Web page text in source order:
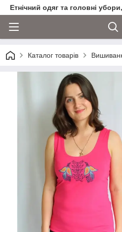
Етнічний одяг та головні
Каталог товарів